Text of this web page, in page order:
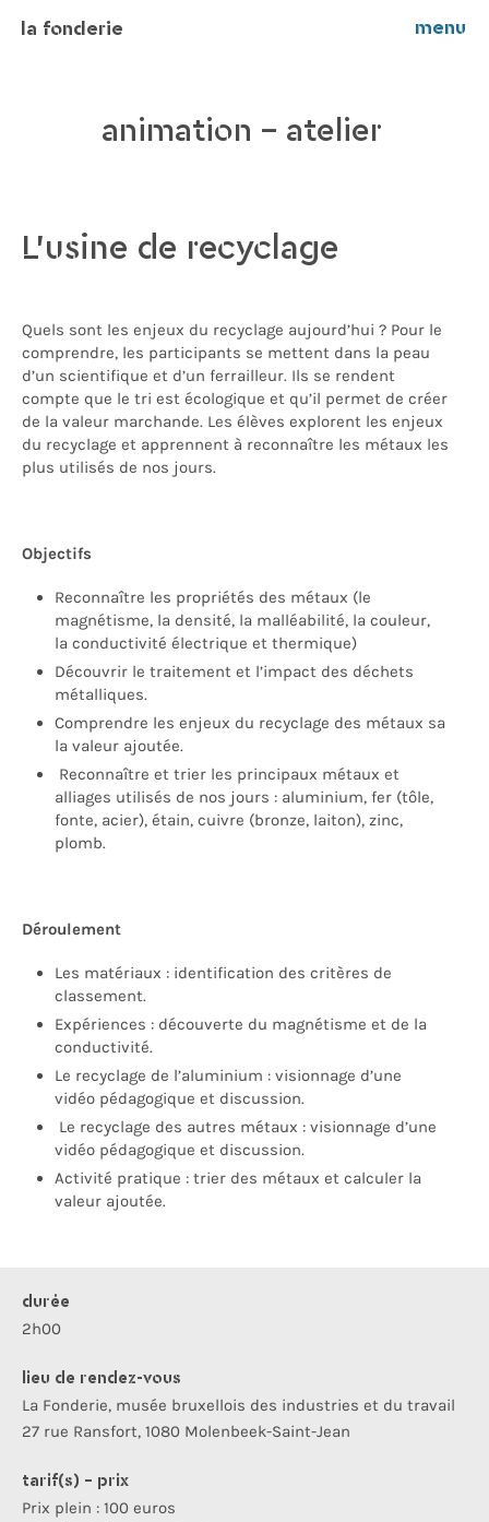
la fonderie menu
animation - atelier
L’usine de recyclage
Quels sont les enjeux du recyclage aujourd’hui ? Pour le
comprendre, les participants se mettent dans la peau
d’un scientifique et d’un ferrailleur. Ils se rendent
compte que le tri est écologique et qu’il permet de créer
de la valeur marchande. Les élèves explorent les enjeux
du recyclage et apprennent à reconnaître les métaux les
plus utilisés de nos jours.
Objectifs
Reconnaître les propriétés des métaux (le
magnétisme, la densité, la malléabilité, la couleur,
la conductivité électrique et thermique)
Découvrir le traitement et l’impact des déchets
métalliques.
Comprendre les enjeux du recyclage des métaux sa
la valeur ajoutée.
Reconnaître et trier les principaux métaux et
alliages utilisés de nos jours : aluminium, fer (tôle,
fonte, acier), étain, cuivre (bronze, laiton), zinc,
plomb.
Déroulement
Les matériaux : identification des critères de
classement.
Expériences : découverte du magnétisme et de la
conductivité.
Le recyclage de l’aluminium : visionnage d’une
vidéo pédagogique et discussion.
Le recyclage des autres métaux : visionnage d’une
vidéo pédagogique et discussion.
Activité pratique : trier des métaux et calculer la
valeur ajoutée.
durée
2h00
lieu de rendez-vous
La Fonderie, musée bruxellois des industries et du travail
27 rue Ransfort, 1080 Molenbeek-Saint-Jean
tarif(s) - prix
Prix plein : 100 euros